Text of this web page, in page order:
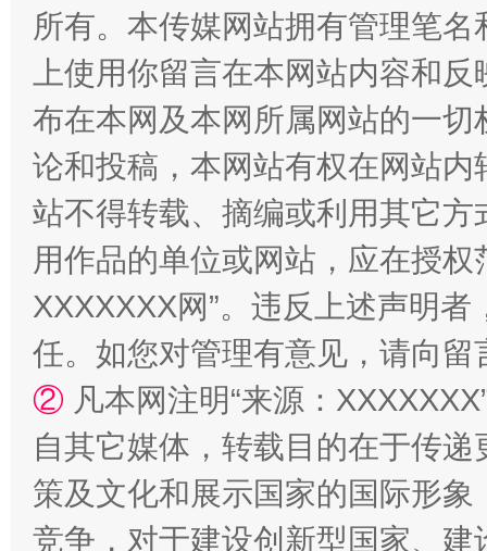
所有。本传媒网站拥有管理笔
上使用你留言在本网站内容和
布在本网及本网所属网站的一
论和投稿，本网站有权在网站
站不得转载、摘编或利用其它
用作品的单位或网站，应在授
XXXXXXX网”。违反上述声明
任。如您对管理有意见，请向
② 凡本网注明“来源：
自其它媒体，转载目的在于传
策及文化和展示国家的国际形
竞争，对于建设创新型国家、